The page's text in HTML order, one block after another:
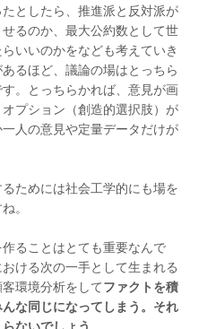
としたら、推進派と反対派が
るのか、最大公約数として世
いいのかをなども考えていき
るほど、議論の場はとっちら
。とっちらかれば、意見が画
プション（創造的選択肢）が
人の意見や定量データだけが
ためには社会工学的にも場を
。
ることはとても重要なんで
ける次の一手として生まれる
環境分析をしてファクトを積
な同じになってしまう。それ